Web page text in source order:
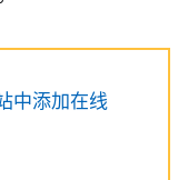
中添加在线